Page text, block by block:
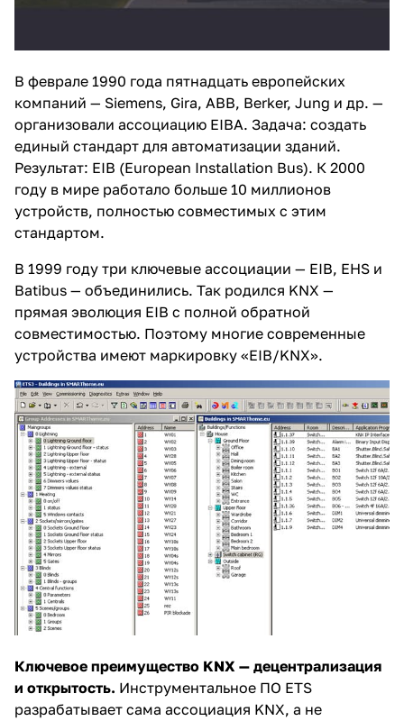
В феврале 1990 года пятнадцать европейских
компаний — Siemens, Gira, ABB, Berker, Jung и др. —
организовали ассоциацию EIBA. Задача: создать
единый стандарт для автоматизации зданий.
Результат: EIB (European Installation Bus). К 2000
году в мире работало больше 10 миллионов
устройств, полностью совместимых с этим
стандартом.
В 1999 году три ключевые ассоциации — EIB, EHS и
Batibus — объединились. Так родился KNX —
прямая эволюция EIB с полной обратной
совместимостью. Поэтому многие современные
устройства имеют маркировку «EIB/KNX».
Ключевое преимущество KNX — децентрализация
и открытость. Инструментальное ПО ETS
разрабатывает сама ассоциация KNX, а не